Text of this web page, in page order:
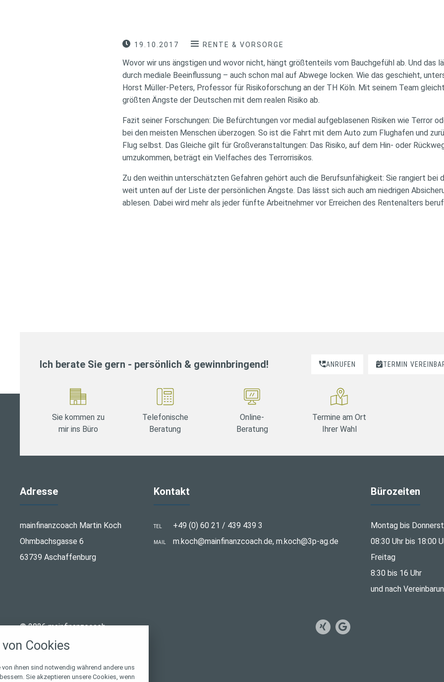
19.10.2017 RENTE & VORSORGE
Wovor wir uns ängstigen und wovor nicht, hängt größtenteils vom Bauchgefühl ab. Und das
durch mediale Beeinflussung – auch schon mal auf Abwege locken. Wie das geschieht,
Horst Müller-Peters, Professor für Risikoforschung an der TH Köln. Mit seinem Team
größten Ängste der Deutschen mit dem realen Risiko ab.
Fazit seiner Forschungen: Die Befürchtungen vor medial aufgeblasenen Risiken wie Terror
bei den meisten Menschen überzogen. So ist die Fahrt mit dem Auto zum Flughafen und
Flug selbst. Das Gleiche gilt für Großveranstaltungen: Das Risiko, auf dem Hin- oder
umzukommen, beträgt ein Vielfaches des Terrorrisikos.
Zu den weithin unterschätzten Gefahren gehört auch die Berufsunfähigkeit: Sie rangiert bei
weit unten auf der Liste der persönlichen Ängste. Das lässt sich auch am niedrigen
ablesen. Dabei wird mehr als jeder fünfte Arbeitnehmer vor Erreichen des Rentenalters
Ich berate Sie gern - persönlich & gewinnbringend! ANRUFEN TERMIN
Sie kommen zu
mir ins Büro
Telefonische
Beratung
Online-
Beratung
Termine am Ort
Ihrer Wahl
Adresse
mainfinanzcoach Martin Koch
Ohmbachsgasse 6
63739 Aschaffenburg
Kontakt
TEL +49 (0) 60 21 / 439 439 3
MAIL m.koch@mainfinanzcoach.de, m.koch@3p-ag.de
Bürozeiten
Montag bis
08:30 Uhr bis 18:00
Freitag
8:30 bis 16 Uhr
und nach
© 2026 mainfinanzcoach
Cookies
ihnen sind notwendig während andere uns
Sie akzeptieren unsere Cookies, wenn
akzeptieren oder zu blockieren.
Notwendig